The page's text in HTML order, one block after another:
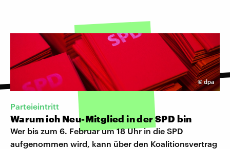
©dpa
Parteieintritt
Warum ich Neu-Mitglied in der SPD bin
Wer bis zum 6. Februar um 18 Uhr in die SPD
aufgenommen wird, kann über den Koalitionsvertrag